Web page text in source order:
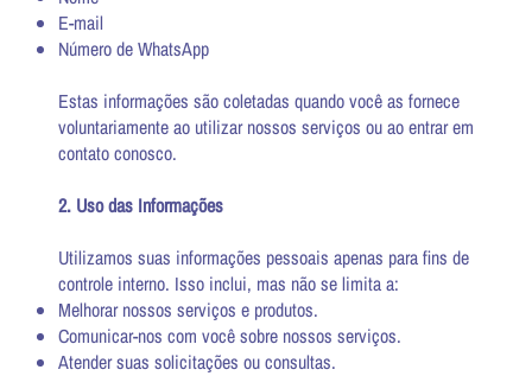
E-mail
Número de WhatsApp
Estas informações são coletadas quando você as fornece
voluntariamente ao utilizar nossos serviços ou ao entrar em
contato conosco.
2. Uso das Informações
Utilizamos suas informações pessoais apenas para fins de
controle interno. Isso inclui, mas não se limita a:
Melhorar nossos serviços e produtos.
Comunicar-nos com você sobre nossos serviços.
Atender suas solicitações ou consultas.